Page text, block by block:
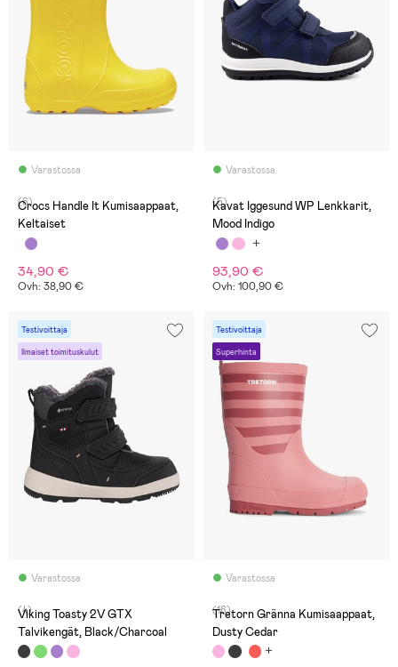
Varastossa
(6)
Crocs Handle It Kumisaappaat,
Keltaiset
34,90 €
Ovh: 38,90 €
Varastossa
(5)
Kavat Iggesund WP Lenkkarit,
Mood Indigo
93,90 €
Ovh: 100,90 €
Testivoittaja
Ilmaiset toimituskulut
Varastossa
(4)
Viking Toasty 2V GTX
Talvikengät, Black/Charcoal
Testivoittaja
Superhinta
Varastossa
(16)
Tretorn Gränna Kumisaappaat,
Dusty Cedar